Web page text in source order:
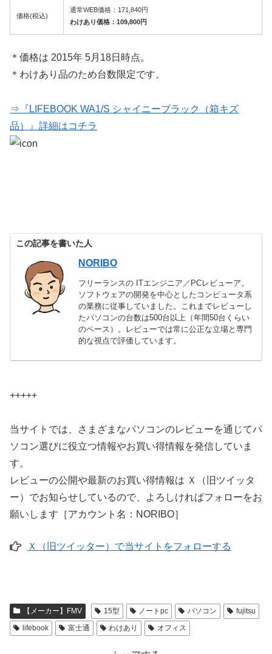
価格(税込)
通常WEB価格：171,840円
わけあり価格：109,800円
＊価格は 2015年 5月18日時点。
＊わけあり品のため台数限定です。
⇒『LIFEBOOK WA1/S シャイニーブラック（箱キズ
品）』詳細はコチラ
この記事を書いた人
NORIBO
フリーランスの ITエンジニア／PCレビューア。
ソフトウェアの開発を中心としたコンピュータ系
の業務に従事していました。これまでレビューし
たパソコンの台数は500台以上（年間50台くらい
のペース）。レビューでは常に公正な立場と専門
的な視点で評価しています。
+++++
当サイトでは、さまざまなパソコンのレビューを通じてパ
ソコン選びに役立つ情報やお買い得情報を発信していま
す。
レビューの公開や最新のお買い得情報は Ｘ（旧ツイッタ
ー）でお知らせしているので、よろしければフォローをお
願いします［アカウント名：NORIBO］
Ｘ（旧ツイッター）で当サイトをフォローする
【メーカー】FMV 15型 ノートpc パソコン
fujitsu
lifebook
富士通 わけあり オフィス